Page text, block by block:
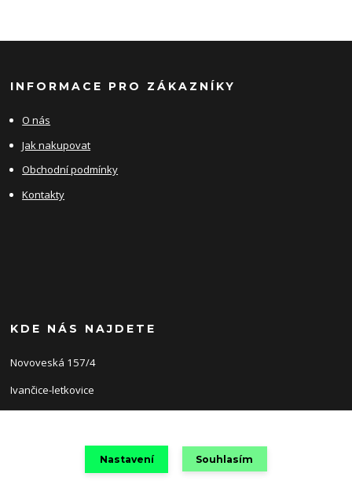
INFORMACE PRO ZÁKAZNÍKY
O nás
Jak nakupovat
Obchodní podmínky
Kontakty
KDE NÁS NAJDETE
Novoveská 157/4
Ivančice-letkovice
Nastavení Souhlasím